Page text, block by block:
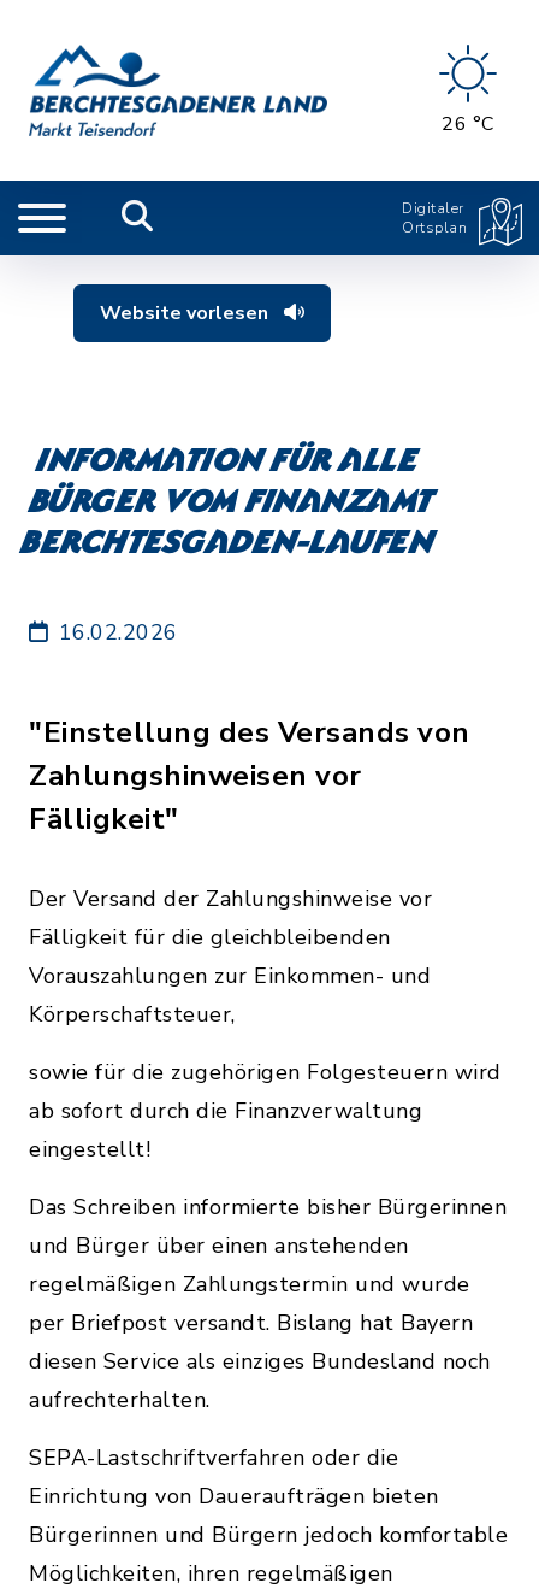
26 °C
Digitaler
Ortsplan
Website vorlesen
Information für alle
Bürger vom Finanzamt
Berchtesgaden-Laufen
16.02.2026
"Einstellung des Versands von
Zahlungshinweisen vor
Fälligkeit"
Der Versand der Zahlungshinweise vor
Fälligkeit für die gleichbleibenden
Vorauszahlungen zur Einkommen- und
Körperschaftsteuer,
sowie für die zugehörigen Folgesteuern wird
ab sofort durch die Finanzverwaltung
eingestellt!
Das Schreiben informierte bisher Bürgerinnen
und Bürger über einen anstehenden
regelmäßigen Zahlungstermin und wurde
per Briefpost versandt. Bislang hat Bayern
diesen Service als einziges Bundesland noch
aufrechterhalten.
SEPA-Lastschriftverfahren oder die
Einrichtung von Daueraufträgen bieten
Bürgerinnen und Bürgern jedoch komfortable
Möglichkeiten, ihren regelmäßigen